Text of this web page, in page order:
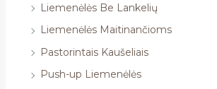
Liemenėlės Be Lankelių
Liemenėlės Maitinančioms
Pastorintais Kaušeliais
Push-up Liemenėlės